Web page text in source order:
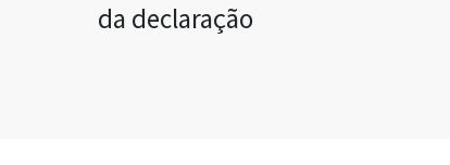
da declaração